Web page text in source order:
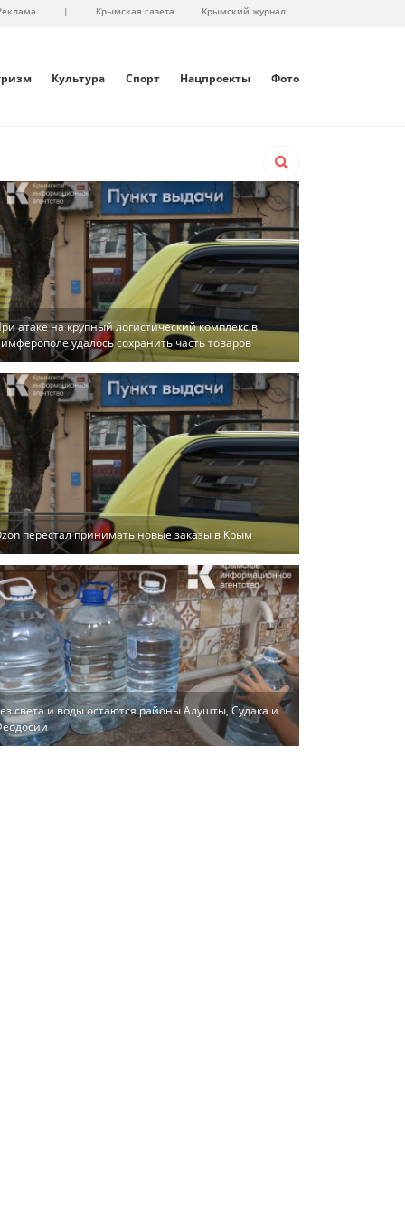
| Крымская газета Крымский журнал
Культура Спорт Нацпроекты Фото
атаке на крупный логистический комплекс в
удалось сохранить часть товаров
перестал принимать новые заказы в Крым
света и воды остаются районы Алушты, Судака и